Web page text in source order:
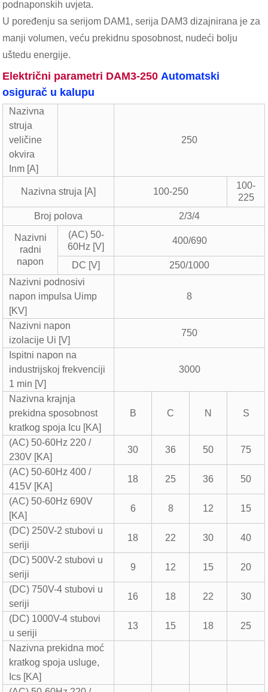
podnaponskih uvjeta.
U poređenju sa serijom DAM1, serija DAM3 dizajnirana je za
manji volumen, veću prekidnu sposobnost, nudeći bolju
uštedu energije.
Električni parametri DAM3-250 Automatski
osigurač u kalupu
Nazivna
struja
veličine
okvira
Inm [A]
250
Nazivna struja [A] 100-250
100-
225
Broj polova
2/3/4
Nazivni
radni
napon
(AC) 50-
60Hz [V]
400/690
DC [V]
250/1000
Nazivni podnosivi
napon impulsa Uimp
[KV]
8
Nazivni napon
izolacije Ui [V]
750
Ispitni napon na
industrijskoj frekvenciji
1 min [V]
3000
Nazivna krajnja
prekidna sposobnost
kratkog spoja Icu [KA]
B C N S
(AC) 50-60Hz 220 /
230V [KA]
30 36 50 75
(AC) 50-60Hz 400 /
415V [KA]
18 25 36 50
(AC) 50-60Hz 690V
[KA]
6 8 12 15
(DC) 250V-2 stubovi u
seriji
18 22 30 40
(DC) 500V-2 stubovi u
seriji
9 12 15 20
(DC) 750V-4 stubovi u
seriji
16 18 22 30
(DC) 1000V-4 stubovi
u seriji
13 15 18 25
Nazivna prekidna moć
kratkog spoja usluge,
Ics [KA]